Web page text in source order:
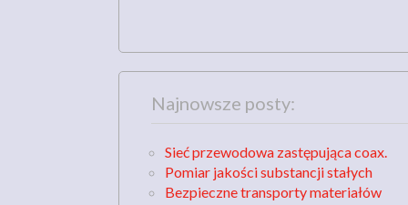
Najnowsze posty:
Sieć przewodowa zastępująca coax.
Pomiar jakości substancji stałych
Bezpieczne transporty materiałów